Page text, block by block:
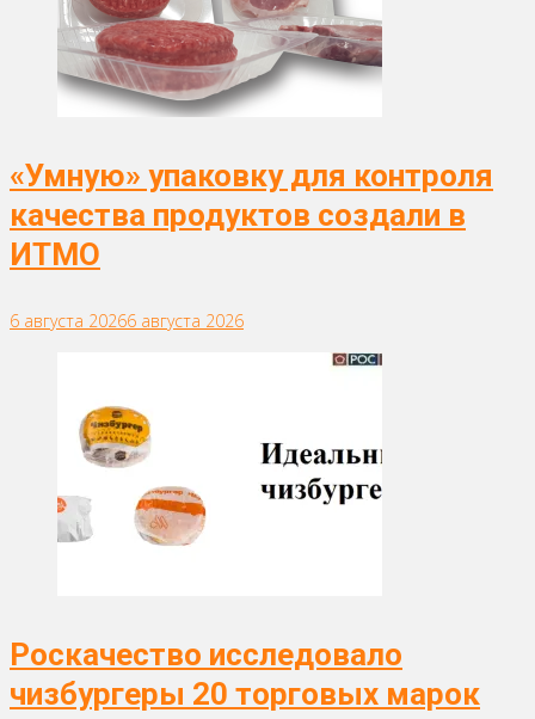
«Умную» упаковку для контроля
качества продуктов создали в
ИТМО
6 августа 20266 августа 2026
Роскачество исследовало
чизбургеры 20 торговых марок